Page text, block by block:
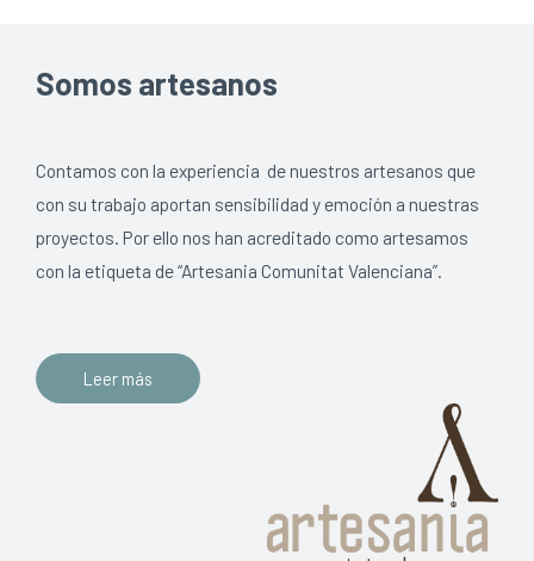
Somos artesanos
Contamos con la experiencia de nuestros artesanos que
con su trabajo aportan sensibilidad y emoción a nuestras
proyectos. Por ello nos han acreditado como artesamos
con la etiqueta de “Artesania Comunitat Valenciana”.
Leer más